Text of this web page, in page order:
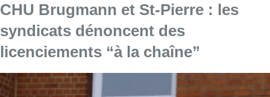
CHU Brugmann et St-Pierre : les
syndicats dénoncent des
licenciements “à la chaîne”